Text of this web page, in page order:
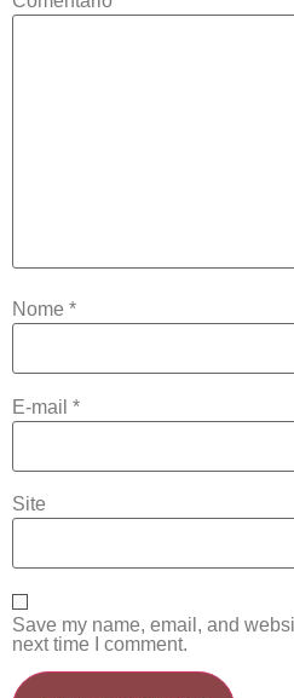
Nome *
E-mail *
Site
Save my name, email, and
next time I comment.